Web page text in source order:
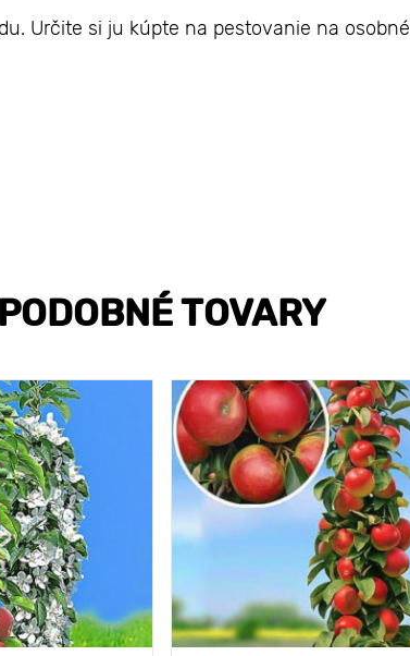
Určite si ju kúpte na pestovanie na osobné
PODOBNÉ TOVARY